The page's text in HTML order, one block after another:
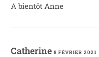
A bientôt Anne
Catherine8 FÉVRIER 2021